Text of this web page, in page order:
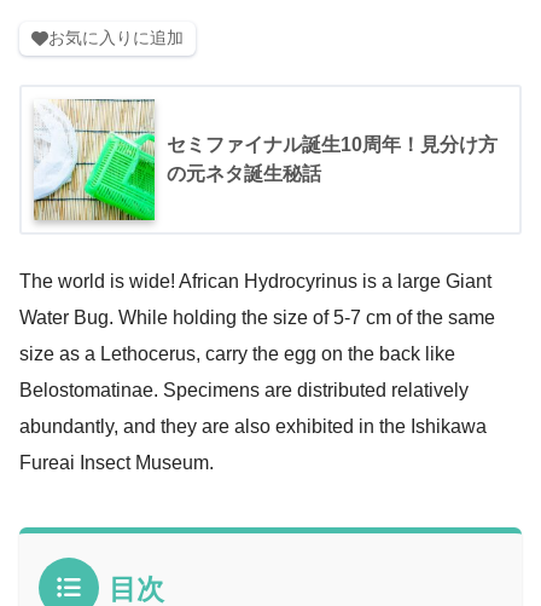
お気に入りに追加
セミファイナル誕生10周年！見分け方
の元ネタ誕生秘話
The world is wide! African Hydrocyrinus is a large Giant
Water Bug. While holding the size of 5-7 cm of the same
size as a Lethocerus, carry the egg on the back like
Belostomatinae. Specimens are distributed relatively
abundantly, and they are also exhibited in the Ishikawa
Fureai Insect Museum.
目次